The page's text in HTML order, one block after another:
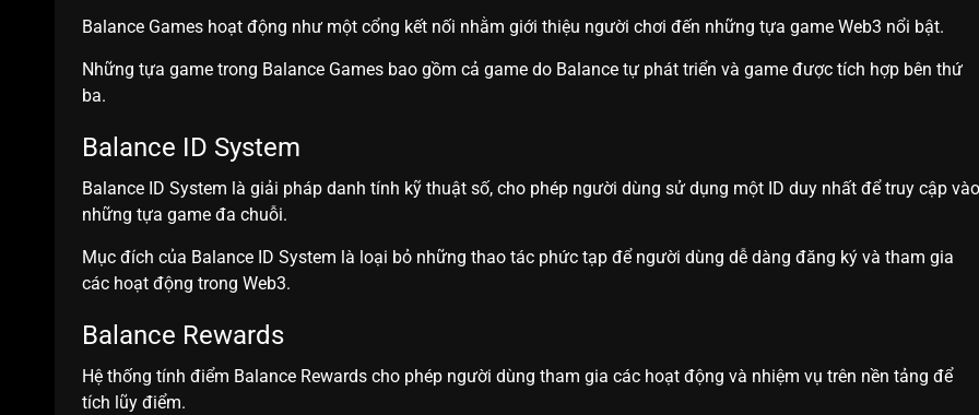
Balance Games hoạt động như một cổng kết nối nhằm giới thiệu người chơi đến những tựa game Web3 nổi bật.
Những tựa game trong Balance Games bao gồm cả game do Balance tự phát triển và game được tích hợp bên thứ
ba.
Balance ID System
Balance ID System là giải pháp danh tính kỹ thuật số, cho phép người dùng sử dụng một ID duy nhất để truy cập vào
những tựa game đa chuỗi.
Mục đích của Balance ID System là loại bỏ những thao tác phức tạp để người dùng dễ dàng đăng ký và tham gia
các hoạt động trong Web3.
Balance Rewards
Hệ thống tính điểm Balance Rewards cho phép người dùng tham gia các hoạt động và nhiệm vụ trên nền tảng để
tích lũy điểm.